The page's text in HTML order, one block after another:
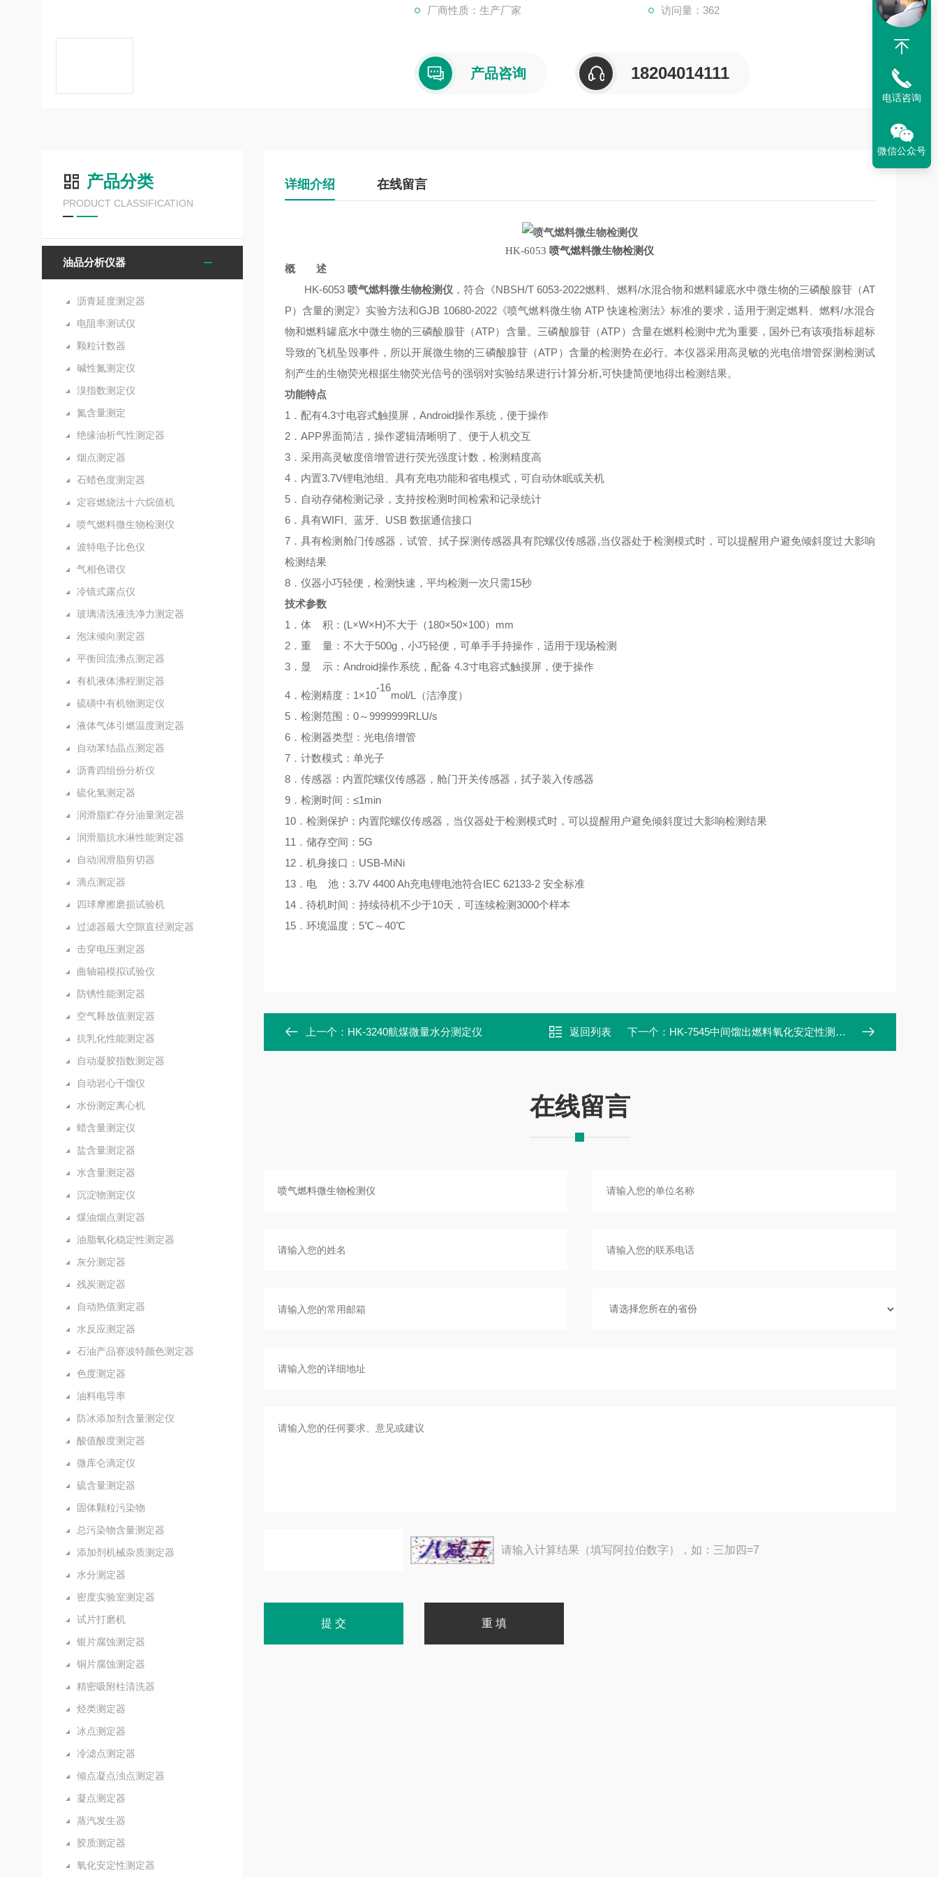
厂商性质：生产厂家 访问量：362
产品咨询 18204014111
产品分类
PRODUCT CLASSIFICATION
油品分析仪器
沥青延度测定器
电阻率测试仪
颗粒计数器
碱性氮测定仪
溴指数测定仪
氮含量测定
绝缘油析气性测定器
烟点测定器
石蜡色度测定器
定容燃烧法十六烷值机
喷气燃料微生物检测仪
波特电子比色仪
气相色谱仪
冷镜式露点仪
玻璃清洗液洗净力测定器
泡沫倾向测定器
平衡回流沸点测定器
有机液体沸程测定器
硫磺中有机物测定仪
液体气体引燃温度测定器
自动苯结晶点测定器
沥青四组份分析仪
硫化氢测定器
润滑脂贮存分油量测定器
润滑脂抗水淋性能测定器
自动润滑脂剪切器
滴点测定器
四球摩擦磨损试验机
过滤器最大空隙直径测定器
击穿电压测定器
曲轴箱模拟试验仪
防锈性能测定器
空气释放值测定器
抗乳化性能测定器
自动凝胶指数测定器
自动岩心干馏仪
水份测定离心机
蜡含量测定仪
盐含量测定器
水含量测定器
沉淀物测定仪
煤油烟点测定器
油脂氧化稳定性测定器
灰分测定器
残炭测定器
自动热值测定器
水反应测定器
石油产品赛波特颜色测定器
色度测定器
油料电导率
防冰添加剂含量测定仪
酸值酸度测定器
微库仑滴定仪
硫含量测定器
固体颗粒污染物
总污染物含量测定器
添加剂机械杂质测定器
水分测定器
密度实验室测定器
试片打磨机
银片腐蚀测定器
铜片腐蚀测定器
精密吸附柱清洗器
烃类测定器
冰点测定器
冷滤点测定器
倾点凝点浊点测定器
凝点测定器
蒸汽发生器
胶质测定器
氧化安定性测定器
详细介绍 在线留言
HK-6053 喷气燃料微生物检测仪
概 述
HK-6053 喷气燃料微生物检测仪 ，符合《NBSH/T 6053-2022燃料、燃料/水混合物和燃料罐底水中微生物的三磷酸腺苷（AT
P）含量的测定》实验方法和GJB 10680-2022《喷气燃料微生物 ATP 快速检测法》标准的要求 ，适用于测定燃料、燃料/水混合
物和燃料罐底水中微生物的三磷酸腺苷（ATP）含量。三磷酸腺苷（ATP）含量在燃料检测中尤为重要，国外已有该项指标超标
导致的飞机坠毁事件，所以开展微生物的三磷酸腺苷（ATP）含量的检测势在必行。本仪器采用高灵敏的光电倍增管探测检测试
剂产生的生物荧光根据生物荧光信号的强弱对实验结果进行计算分析,可快捷简便地得出检测结果。
功能特点
1．配有4.3寸电容式触摸屏，Android操作系统，便于操作
2．APP界面简洁，操作逻辑清晰明了、便于人机交互
3．采用高灵敏度倍增管进行荧光强度计数，检测精度高
4．内置3.7V锂电池组、具有充电功能和省电模式， 可自动休眠或关机
5．自动存储检测记录，支持按检测时间检索和记录统计
6．具有WIFI、蓝牙、USB 数据通信接口
7．具有检测舱门传感器，试管、拭子探测传感器具有陀螺仪传感器,当仪器处于检测模式时，可以提醒用户避免倾斜度过大影响
检测结果
8．仪器小巧轻便，检测快速，平均检测一次只需15秒
技术参数
1．体 积 ： (L×W×H)不大于（180×50×100） mm
2．重
量： 不大于500g，小巧轻便，可单手手持操作，适用于现场检测
3．显
示： Android操作系统， 配备 4.3寸电容式触摸屏，便于操作
4．检测精度： 1×10
-16
mol/L（洁净度）
5．检测范围 ： 0～9999999RLU/s
6．检测器类型 ： 光电倍增管
7．计数模式： 单光子
8． 传感器 ： 内置陀螺仪传感器，舱门开关传感器，拭子装入传感器
9．检测时间 ：≤1min
10．检测保护 ： 内置陀螺仪传感器，当仪器处于检测模式时，可以提醒用户避免倾斜度过大影响检测结果
11．储存空间 ： 5G
12．机身接口 ： USB-MiNi
13．电
池： 3.7V 4400 Ah充电锂电池符合IEC 62133-2 安全标准
14．待机时间 ： 持续待机不少于10天，可连续检测3000个样本
15．环境温度：5℃ ～40℃
上一个： HK-3240航煤微量水分测定仪 返回列表 下一个： HK-7545中间馏出燃料氧化安定性测定器
在线留言
请输入计算结果（填写阿拉伯数字），如：三加四=7
电话咨询
微信公众号